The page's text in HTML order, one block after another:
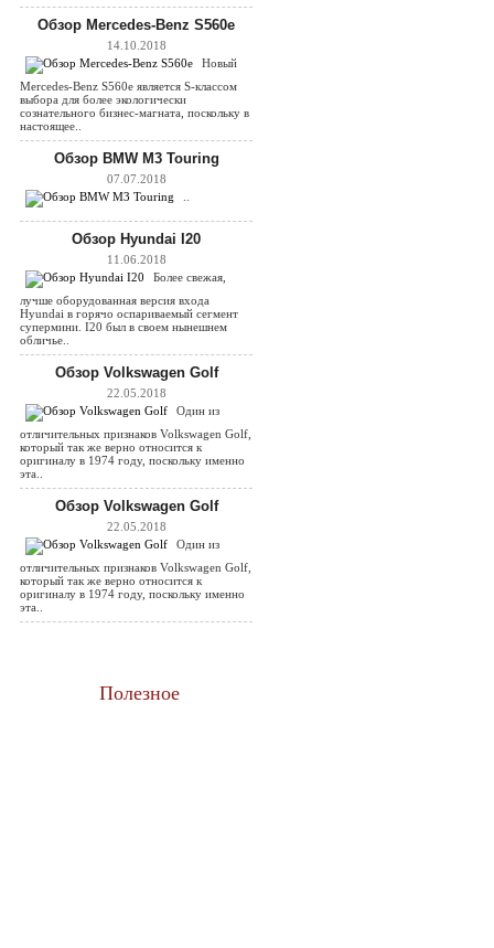
Обзор Mercedes-Benz S560e
14.10.2018
Новый
Mercedes-Benz S560e является S-классом
выбора для более экологически
сознательного бизнес-магната, поскольку в
настоящее..
Обзор BMW M3 Touring
07.07.2018
Обзор Hyundai I20
11.06.2018
Более свежая,
лучше оборудованная версия входа
Hyundai в горячо оспариваемый сегмент
супермини. I20 был в своем нынешнем
обличье..
Обзор Volkswagen Golf
22.05.2018
Один из
отличительных признаков Volkswagen Golf,
который так же верно относится к
оригиналу в 1974 году, поскольку именно
эта..
Обзор Volkswagen Golf
22.05.2018
Один из
отличительных признаков Volkswagen Golf,
который так же верно относится к
оригиналу в 1974 году, поскольку именно
эта..
Полезное